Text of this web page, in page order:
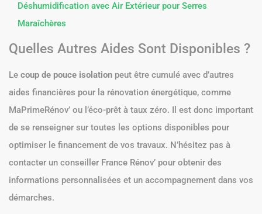
Déshumidification avec Air Extérieur pour Serres
Maraîchères
Quelles Autres Aides Sont Disponibles ?
Le coup de pouce isolation peut être cumulé avec d’autres
aides financières pour la rénovation énergétique, comme
MaPrimeRénov’ ou l’éco-prêt à taux zéro. Il est donc important
de se renseigner sur toutes les options disponibles pour
optimiser le financement de vos travaux. N’hésitez pas à
contacter un conseiller France Rénov’ pour obtenir des
informations personnalisées et un accompagnement dans vos
démarches.